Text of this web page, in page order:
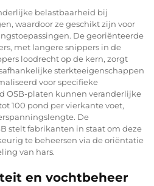
belastbaarheid bij
waardoor ze geschikt zijn voor
De georiënteerde
met langere snippers in de
loodrecht op de kern, zorgt
sterkteeigenschappen
voor specifieke
OSB-platen kunnen veranderlijke
100 pond per vierkante voet,
De
stelt fabrikanten in staat om deze
te beheersen via de oriëntatie
van hars.
en vochtbeheer